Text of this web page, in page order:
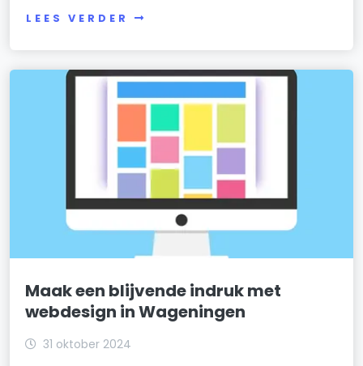
LEES VERDER
Maak een blijvende indruk met
webdesign in Wageningen
31 oktober 2024